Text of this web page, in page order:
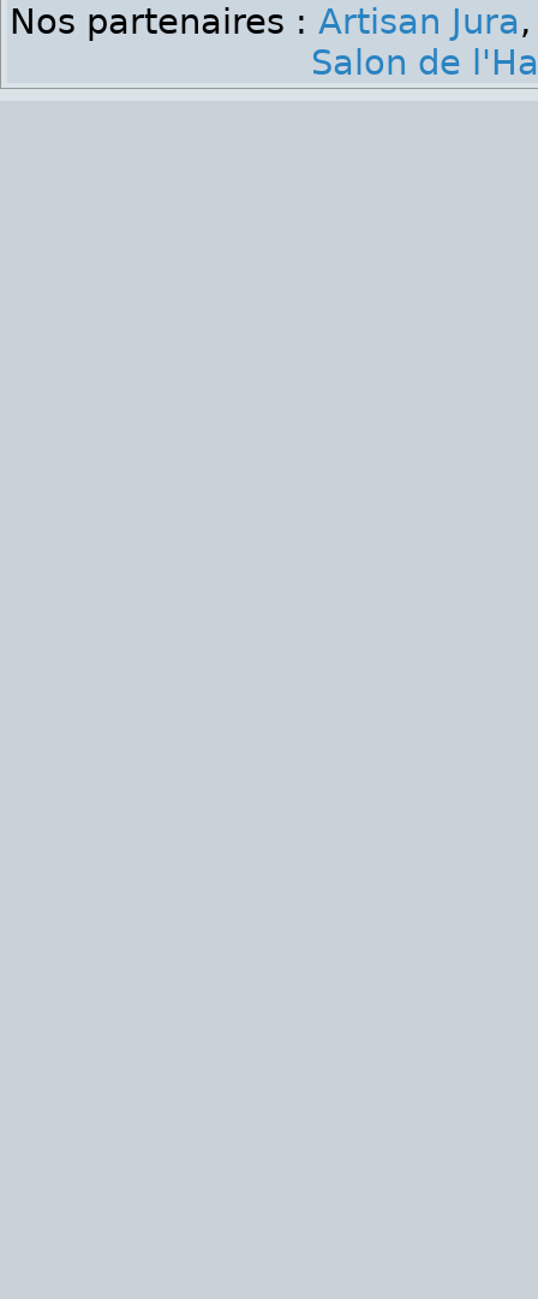
Nos partenaires : Artisan Jura
Salon de